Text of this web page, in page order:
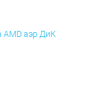
AMD аэр ДиК